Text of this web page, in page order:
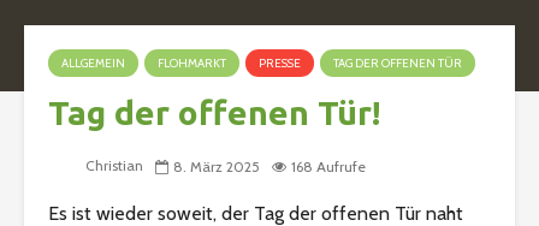
ALLGEMEIN FLOHMARKT PRESSE TAG DER OFFENEN TÜR
Tag der offenen Tür!
Christian 8. März 2025 168 Aufrufe
Es ist wieder soweit, der Tag der offenen Tür naht